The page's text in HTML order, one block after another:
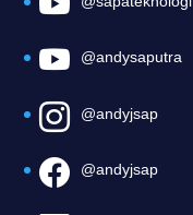
@andysaputra
@andyjsap
@andyjsap